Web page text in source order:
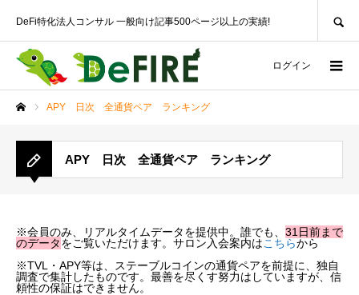
DeFi特化法人コンサル 一般向け記事500ページ以上の実績!
ログイン
APY 日次 全通貨ペア ランキング
APY 日次 全通貨ペア ランキング
※会員のみ、リアルタイムデータを提供中。誰でも、 31日前まで
のデータをご覧いただけます。サロン入会案内はこちらから
※TVL・APY等は、ステーブルコインの通貨ペアを前提に、独自
調査で集計したものです。最善を尽くす努力はしていますが、信
頼性の保証はできません。